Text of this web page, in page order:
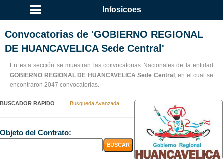
Infosicoes
Convocatorias de 'GOBIERNO REGIONAL
DE HUANCAVELICA Sede Central'
En esta sección se muestran las convocatorias Nacionales de la entidad
GOBIERNO REGIONAL DE HUANCAVELICA Sede Central , en el cual se
encontraron 2047 convocatorias.
BUSCADOR RAPIDO Busqueda Avanzada
Objeto del Contrato: